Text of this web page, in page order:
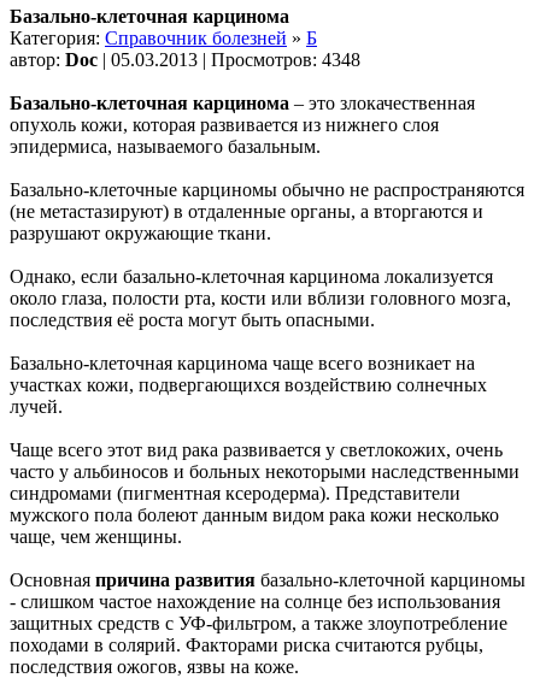
Базально-клеточная карцинома
Категория: Справочник болезней » Б
автор: Doc | 05.03.2013 | Просмотров: 4348
Базально-клеточная карцинома – это злокачественная
опухоль кожи, которая развивается из нижнего слоя
эпидермиса, называемого базальным.
Базально-клеточные карциномы обычно не распространяются
(не метастазируют) в отдаленные органы, а вторгаются и
разрушают окружающие ткани.
Однако, если базально-клеточная карцинома локализуется
около глаза, полости рта, кости или вблизи головного мозга,
последствия её роста могут быть опасными.
Базально-клеточная карцинома чаще всего возникает на
участках кожи, подвергающихся воздействию солнечных
лучей.
Чаще всего этот вид рака развивается у светлокожих, очень
часто у альбиносов и больных некоторыми наследственными
синдромами (пигментная ксеродерма). Представители
мужского пола болеют данным видом рака кожи несколько
чаще, чем женщины.
Основная причина развития базально-клеточной карциномы
- слишком частое нахождение на солнце без использования
защитных средств с УФ-фильтром, а также злоупотребление
походами в солярий. Факторами риска считаются рубцы,
последствия ожогов, язвы на коже.